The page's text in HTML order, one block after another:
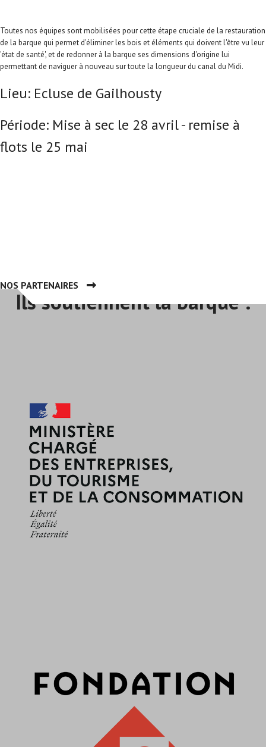
Toutes nos équipes sont mobilisées pour cette étape cruciale de la restauration
de la barque qui permet d'éliminer les bois et éléments qui doivent l'être vu leur
'état de santé', et de redonner à la barque ses dimensions d'origine lui
permettant de naviguer à nouveau sur toute la longueur du canal du Midi.
Lieu: Ecluse de Gailhousty
Période: Mise à sec le 28 avril - remise à
flots le 25 mai
NOS PARTENAIRES
Ils soutiennent la barque :